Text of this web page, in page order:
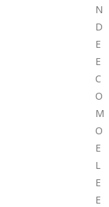
N
D
E
E
C
O
M
O
E
L
E
E